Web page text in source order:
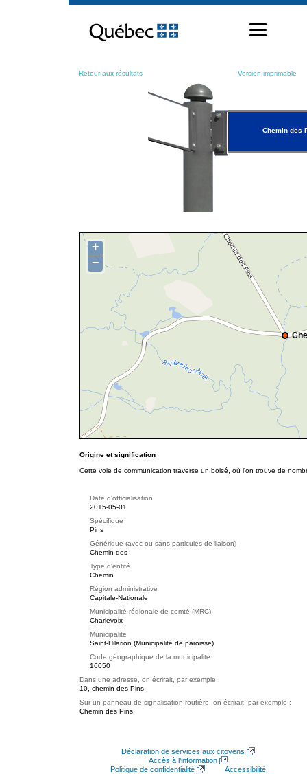
contenu
Retour aux résultats Version imprimable
Chemin des
+
−
Origine et signification
Cette voie de communication traverse un boisé, où l'on trouve de
Date d'officialisation
2015-05-01
Spécifique
Pins
Générique (avec ou sans particules de liaison)
Chemin des
Type d'entité
Chemin
Région administrative
Capitale-Nationale
Municipalité régionale de comté (MRC)
Charlevoix
Municipalité
Saint-Hilarion (Municipalité de paroisse)
Code géographique de la municipalité
16050
Dans une adresse, on écrirait, par exemple :
10, chemin des Pins
Sur un panneau de signalisation routière, on écrirait, par exemple :
Chemin des Pins
Déclaration de services aux citoyens
Accès à l’information
Politique de confidentialité
Accessibilité